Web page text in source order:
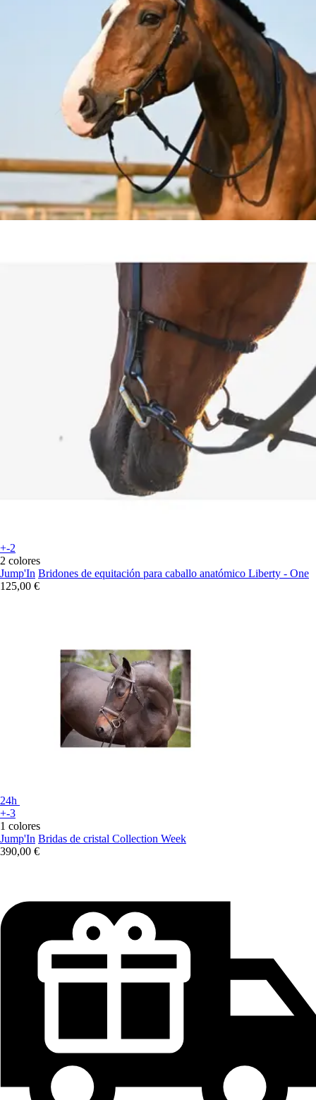
+-2
2 colores
Jump'In Bridones de equitación para caballo anatómico Liberty - One
125,00 €
24h
+-3
1 colores
Jump'In Bridas de cristal Collection Week
390,00 €